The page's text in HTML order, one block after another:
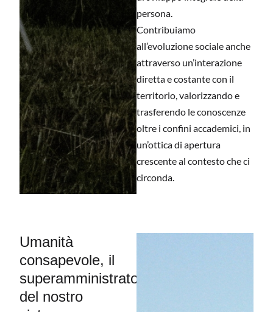
persona.
Contribuiamo
all’evoluzione sociale anche
attraverso un’interazione
diretta e costante con il
territorio, valorizzando e
trasferendo le conoscenze
oltre i confini accademici, in
un’ottica di apertura
crescente al contesto che ci
circonda.
Umanità
consapevole, il
superamministratore
del nostro